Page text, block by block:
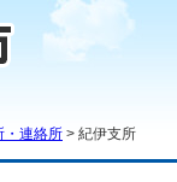
・連絡所 > 紀伊支所